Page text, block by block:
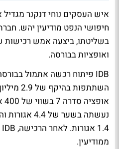
איש העסקים נוחי דנקנר
בשליטתו, ביצעה אמש רכישות
ואופציות בבורסה.
נעשתה בשער
ממודיעין.